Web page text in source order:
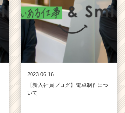
2023.06.16
【新入社員ブログ】電卓制作につ
いて